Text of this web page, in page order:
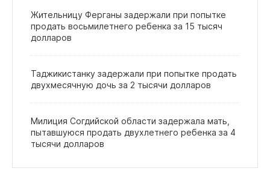
Жительницу Ферганы задержали при попытке
продать восьмилетнего ребенка за 15 тысяч
долларов
Таджикистанку задержали при попытке продать
двухмесячную дочь за 2 тысячи долларов
Милиция Согдийской области задержала мать,
пытавшуюся продать двухлетнего ребенка за 4
тысячи долларов